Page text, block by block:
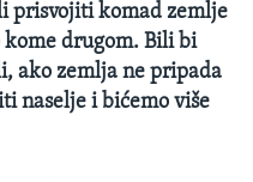
prisvojiti komad zemlje
drugom. Bili bi
ako zemlja ne pripada
naselje i bićemo više